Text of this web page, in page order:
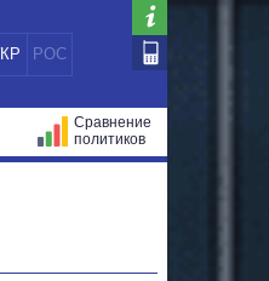
РОС
Сравнение
политиков